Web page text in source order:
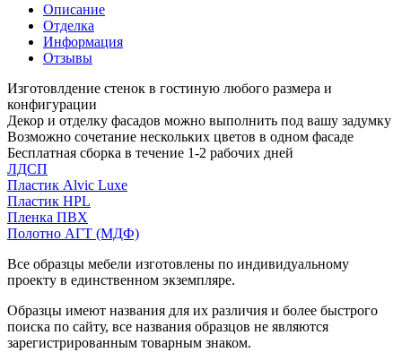
Описание
Отделка
Информация
Отзывы
Изготовлдение стенок в гостиную любого размера и
конфигурации
Декор и отделку фасадов можно выполнить под вашу задумку
Возможно сочетание нескольких цветов в одном фасаде
Бесплатная сборка в течение 1-2 рабочих дней
ЛДСП
Пластик Alvic Luxe
Пластик HPL
Пленка ПВХ
Полотно АГТ (МДФ)
Все образцы мебели изготовлены по индивидуальному
проекту в единственном экземпляре.
Образцы имеют названия для их различия и более быстрого
поиска по сайту, все названия образцов не являются
зарегистрированным товарным знаком.